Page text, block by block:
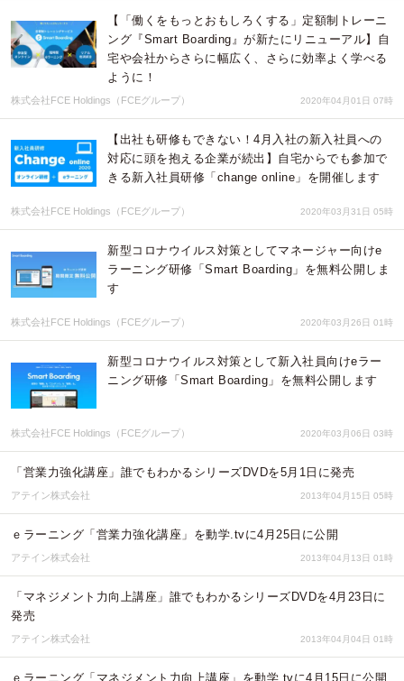
【「働くをもっとおもしろくする」定額制トレーニ
ング『Smart Boarding』が新たにリニューアル】自
宅や会社からさらに幅広く、さらに効率よく学べる
ように！
株式会社FCE Holdings（FCEグループ） 2020年04月01日 07時
【出社も研修もできない！4月入社の新入社員への
対応に頭を抱える企業が続出】自宅からでも参加で
きる新入社員研修「change online」を開催します
株式会社FCE Holdings（FCEグループ） 2020年03月31日 05時
新型コロナウイルス対策としてマネージャー向けe
ラーニング研修「Smart Boarding」を無料公開しま
す
株式会社FCE Holdings（FCEグループ） 2020年03月26日 01時
新型コロナウイルス対策として新入社員向けeラー
ニング研修「Smart Boarding」を無料公開します
株式会社FCE Holdings（FCEグループ） 2020年03月06日 03時
「営業力強化講座」誰でもわかるシリーズDVDを5月1日に発売
アテイン株式会社 2013年04月15日 05時
ｅラーニング「営業力強化講座」を動学.tvに4月25日に公開
アテイン株式会社 2013年04月13日 01時
「マネジメント力向上講座」誰でもわかるシリーズDVDを4月23日に
発売
アテイン株式会社 2013年04月04日 01時
ｅラーニング「マネジメント力向上講座」を動学.tvに4月15日に公開